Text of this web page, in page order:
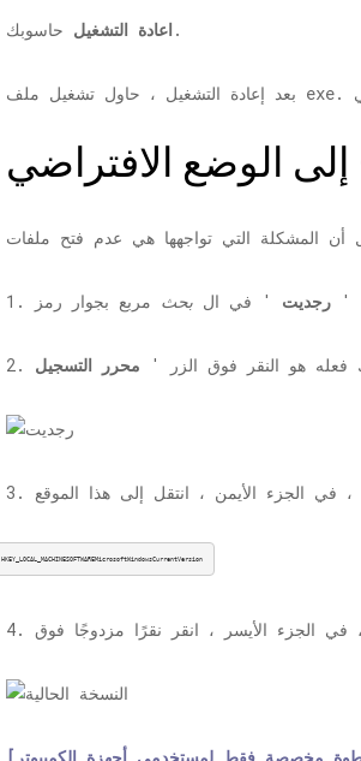
اعادة التشغيل حاسوبك.
' رجديت ' في ال بحث
فعله هو النقر فوق الزر ' محرر التسجيل
HKEY_LOCAL_MACHINESOFTWAREMicrosoftWindowsCurrentVersion